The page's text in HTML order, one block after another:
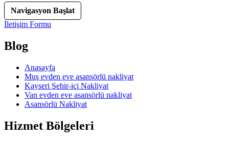
Navigasyon Başlat
İletişim Formu
Blog
Anasayfa
Muş evden eve asansörlü nakliyat
Kayseri Şehir-içi Nakliyat
Van evden eve asansörlü nakliyat
Asansörlü Nakliyat
Hizmet Bölgeleri